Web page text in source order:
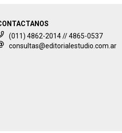
(011) 4862-2014 // 4865-0537
consultas@editorialestudio.com.ar